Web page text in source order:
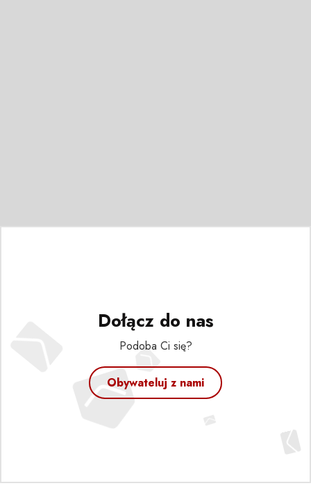
Dołącz do nas
Podoba Ci się?
Obywateluj z nami